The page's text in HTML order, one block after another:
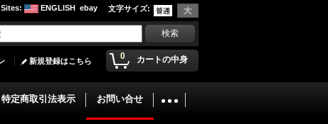
文字サイズ:
: ENGLISH ebay
0 カートの中身
新規登録はこちら
特定商取引法表示 お問い合せ